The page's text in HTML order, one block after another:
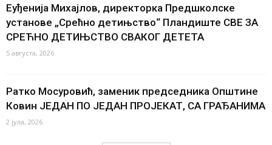
Еуђенија Михајлов, директорка Предшколске
установе „Срећно детињство“ Пландиште СВЕ ЗА
СРЕЋНО ДЕТИЊСТВО СВАКОГ ДЕТЕТА
5 августа, 2026
Ратко Мосуровић, заменик председника Општине
Ковин ЈЕДАН ПО ЈЕДАН ПРОЈЕКАТ, СА ГРАЂАНИМА
2 јула, 2026